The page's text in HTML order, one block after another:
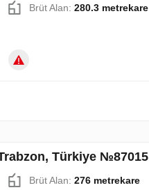
Brüt Alan: 280.3 metrekare
Türkiye №87015
Brüt Alan: 276 metrekare